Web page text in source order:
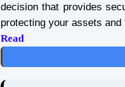
decision that provides
protecting your assets and